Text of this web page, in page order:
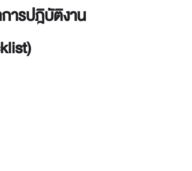
ารปฎิบัติงาน